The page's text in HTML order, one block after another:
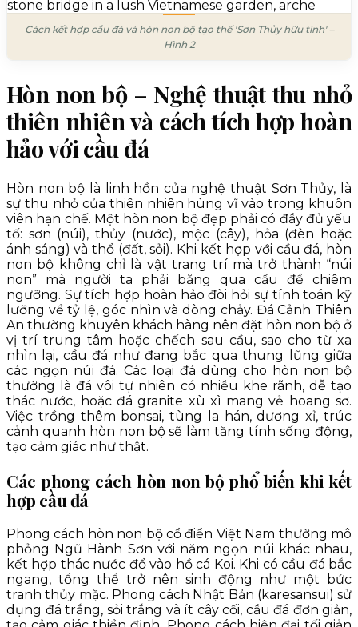
Cách kết hợp cầu đá và hòn non bộ tạo thế 'Sơn Thủy hữu tình' –
Hình 2
Hòn non bộ – Nghệ thuật thu nhỏ
thiên nhiên và cách tích hợp hoàn
hảo với cầu đá
Hòn non bộ là linh hồn của nghệ thuật Sơn Thủy, là
sự thu nhỏ của thiên nhiên hùng vĩ vào trong khuôn
viên hạn chế. Một hòn non bộ đẹp phải có đầy đủ yếu
tố: sơn (núi), thủy (nước), mộc (cây), hỏa (đèn hoặc
ánh sáng) và thổ (đất, sỏi). Khi kết hợp với cầu đá, hòn
non bộ không chỉ là vật trang trí mà trở thành “núi
non” mà người ta phải băng qua cầu để chiêm
ngưỡng. Sự tích hợp hoàn hảo đòi hỏi sự tính toán kỹ
lưỡng về tỷ lệ, góc nhìn và dòng chảy. Đá Cảnh Thiên
An thường khuyên khách hàng nên đặt hòn non bộ ở
vị trí trung tâm hoặc chếch sau cầu, sao cho từ xa
nhìn lại, cầu đá như đang bắc qua thung lũng giữa
các ngọn núi đá. Các loại đá dùng cho hòn non bộ
thường là đá vôi tự nhiên có nhiều khe rãnh, dễ tạo
thác nước, hoặc đá granite xù xì mang vẻ hoang sơ.
Việc trồng thêm bonsai, tùng la hán, dương xỉ, trúc
cảnh quanh hòn non bộ sẽ làm tăng tính sống động,
tạo cảm giác như thật.
Các phong cách hòn non bộ phổ biến khi kết
hợp cầu đá
Phong cách hòn non bộ cổ điển Việt Nam thường mô
phỏng Ngũ Hành Sơn với năm ngọn núi khác nhau,
kết hợp thác nước đổ vào hồ cá Koi. Khi có cầu đá bắc
ngang, tổng thể trở nên sinh động như một bức
tranh thủy mặc. Phong cách Nhật Bản (karesansui) sử
dụng đá trắng, sỏi trắng và ít cây cối, cầu đá đơn giản,